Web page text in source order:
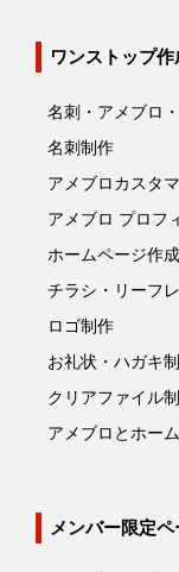
ワンストップ
名刺・アメブロ
名刺制作
アメブロカスタ
アメブロ プロフ
ホームページ作成
チラシ・リーフ
ロゴ制作
お礼状・ハガキ
クリアファイル
アメブロとホー
メンバー限定ペ